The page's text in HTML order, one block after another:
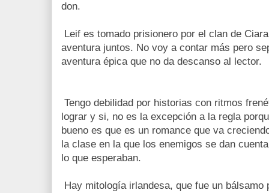
don.
Leif es tomado prisionero por el clan de
aventura juntos. No voy a contar más pero
aventura épica que no da descanso al lector.
Tengo debilidad por historias con ritmos
lograr y si, no es la excepción a la regla
bueno es que es un romance que va
la clase en la que los enemigos se dan
lo que esperaban.
Hay mitología irlandesa, que fue un